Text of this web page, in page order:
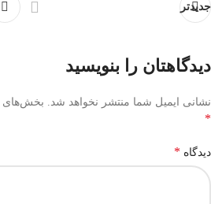
جدیدتر
دیدگاهتان را بنویسید
نشانی ایمیل شما منتشر نخواهد شد. بخش‌های
*
دیدگاه *